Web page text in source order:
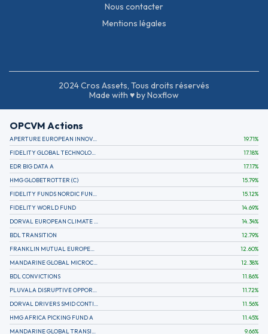
Nous contacter
Mentions légales
2024 Cros Assets, Tous droits réservés
Made with ♥ by Noxflow
OPCVM Actions
APERTURE EUROPEAN INNOVATION 19.71%
17.18%
EDR BIG DATA A
17.17%
HMG GLOBETROTTER (C)
15.79%
15.12%
FIDELITY WORLD FUND
14.69%
14.34%
BDL TRANSITION
12.79%
12.60%
12.38%
BDL CONVICTIONS
11.86%
11.72%
11.56%
HMG AFRICA PICKING FUND A
11.45%
9.66%